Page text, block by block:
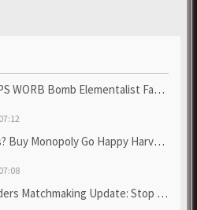
Bomb Elementalist Fast - Grab POE Curren...
Go Happy Harvest with Looney Tun...
Update: Stop Failed - Grab Bluep...